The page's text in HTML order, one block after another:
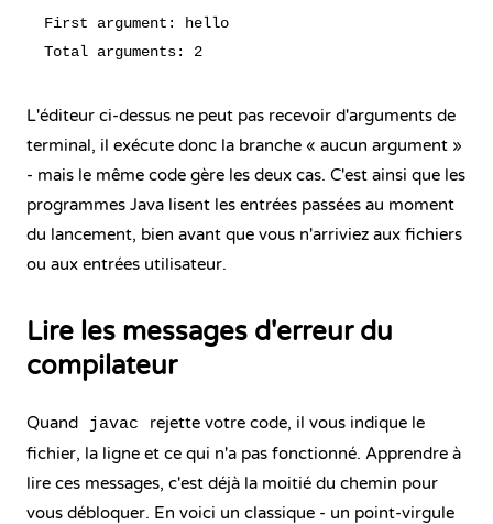
First argument: hello
L'éditeur ci-dessus ne peut pas recevoir d'arguments de
terminal, il exécute donc la branche « aucun argument »
- mais le même code gère les deux cas. C'est ainsi que les
programmes Java lisent les entrées passées au moment
du lancement, bien avant que vous n'arriviez aux fichiers
ou aux entrées utilisateur.
Lire les messages d'erreur du
compilateur
Quand javac
rejette votre code, il vous indique le
fichier, la ligne et ce qui n'a pas fonctionné. Apprendre à
lire ces messages, c'est déjà la moitié du chemin pour
vous débloquer. En voici un classique - un point-virgule